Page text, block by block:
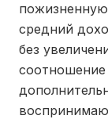
пожизненную
средний
без
соотношение